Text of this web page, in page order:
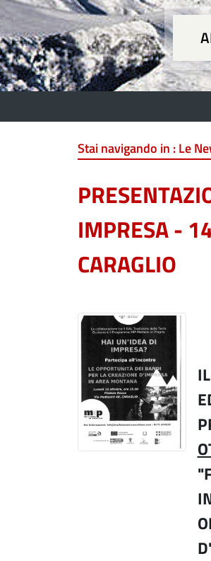
Stai navigando in :Le
IMPRESA -
CARAGLIO